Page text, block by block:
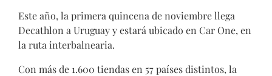
Este año, la primera quincena de noviembre llega
Decathlon a Uruguay y estará ubicado en Car One, en
la ruta interbalnearia.
Con más de 1.600 tiendas en 57 países distintos, la